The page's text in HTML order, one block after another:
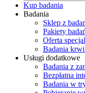
Kup badania
Badania
Sklep z
Pakiety
Oferta
Badania
Usługi dodatkowe
Badania z
Bezpłatna
Badania w